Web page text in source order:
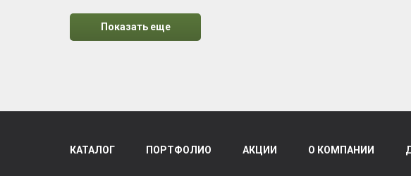
Показать еще
КАТАЛОГ ПОРТФОЛИО АКЦИИ О КОМПАНИИ